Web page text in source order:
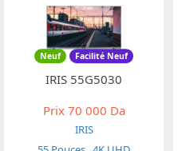
Neuf Facilité Neuf
IRIS 55G5030
Prix70 000 Da
IRIS